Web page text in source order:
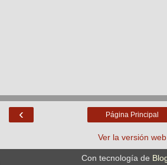
‹ Página Principal
Ver la versión web
Con tecnología de